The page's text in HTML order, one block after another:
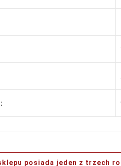
posiada jeden z trzech